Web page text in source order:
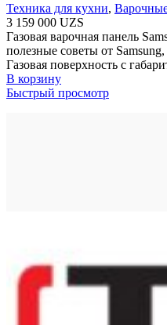
Техника для кухни,
3 159 000 UZS
Газовая варочная панель
полезные советы от
Газовая поверхность с
В корзину
Быстрый просмотр